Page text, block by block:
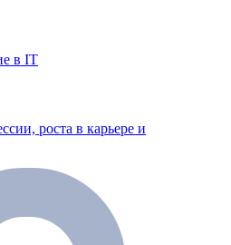
в IT
роста в карьере и